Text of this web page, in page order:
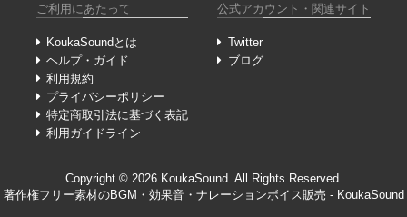
ご利用にあたって
KoukaSoundとは
ヘルプ・ガイド
利用規約
プライバシーポリシー
特定商取引法に基づく表記
利用ガイドライン
公式アカウント・関連サイト
Twitter
ブログ
Copyright ©︎ 2026 KoukaSound. All Rights Reserved.
著作権フリー素材のBGM・効果音・ナレーションボイス販売 - KoukaSound